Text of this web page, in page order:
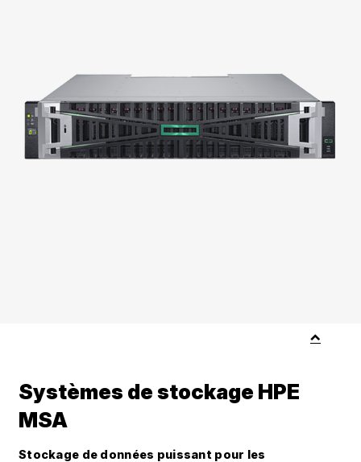
Systèmes de stockage HPE
MSA
Stockage de données puissant pour les